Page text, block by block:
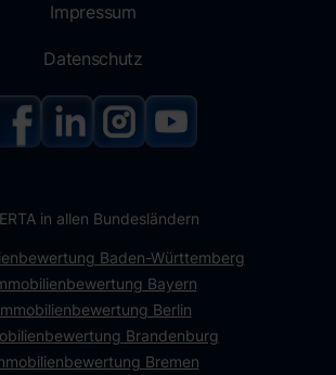
Impressum
Datenschutz
in allen Bundesländern
Baden-Württemberg
Bayern
Berlin
Brandenburg
Bremen